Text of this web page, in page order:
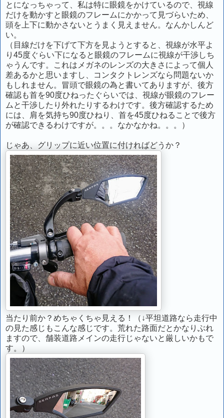
とになっちゃって、私は特に眼鏡をかけているので、視線
だけを動かすと眼鏡のフレームにかかって見づらいため、
頭を上下に動かさないとうまく見えません。なんかしんど
い。
（目線だけを下げて下方を見ようとすると、視線が水平よ
り45度ぐらい下になると眼鏡のフレームに視線が干渉しち
ゃうんです。これはメガネのレンズの大きさによって個人
差あるかと思いますし、コンタクトレンズなら問題ないか
もしれません。冒頭で眼鏡の為と書いてありますが、後方
確認も首を90度ひねったぐらいでは、視線が眼鏡のフレー
ムと干渉したり外れたりするわけです。後方確認するため
には、肩を気持ち90度ひねり、首を45度ひねることで後方
が確認できるわけですが。。。なかなかね。。。）
じゃあ、グリップに近い位置に付ければどうか？
当たり前か？めちゃくちゃ見える！（↓平坦道路なら走行中
の見た感じもこんな感じです。荒れた路面だとかなりぶれ
ますので、舗装道路メインの走行じゃないと厳しいかもで
す。）